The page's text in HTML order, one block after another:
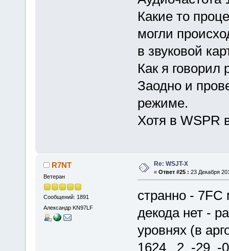
Какие то
могли
в звуковой
Как я говорил
Заодно и
режиме.
Хотя в WSPR
R7NT
Ветеран
Сообщений: 1891
Александр KN97LF
Re: WSJT-X
« Ответ #25 : 23 Декабря
странно - 7FC
декода нет -
уровнях (в
1624 2 -29 -